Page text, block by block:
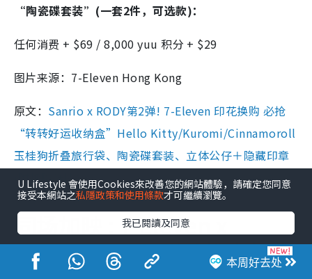
“陶瓷碟套装”(一套2件，可选款)：
任何消费 + $69 / 8,000 yuu 积分 + $29
图片来源：7-Eleven Hong Kong
原文： Sanrio x RODY第2弹! 7-Eleven 印花换购 必抢
“转转好运收纳盒”Hello Kitty/Kuromi/Cinnamoroll
玉桂狗折叠旅行袋、陶瓷碟套装、立体公仔＋隐藏印章
(附换购详情)
同场加映 : 7-Eleven x
Sanrio x Rody联乘推出贺年
本周好去处
U Lifestyle 會使用Cookies來改善您的網站體驗，請確定您同意
接受本網站之私隱政策和使用條款才可繼續瀏覽。
我已閱讀及同意